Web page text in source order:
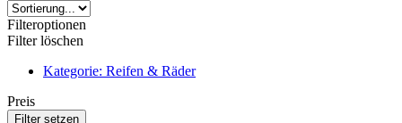
Filteroptionen
Filter löschen
Kategorie: Reifen & Räder
Preis